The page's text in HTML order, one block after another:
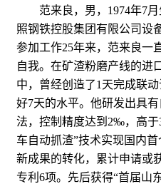
范来良，男，1974年7月
照钢铁控股集团有限公司设
参加工作25年来，范来良一
自我。在矿渣粉磨产线的进
中，曾经创造了1天完成联
好7天的水平。他研发出具
法，控制精度达到2‰，高
车自动抓渣”技术实现国内
新成果的转化，累计申请或
专利6项。先后获得“首届山